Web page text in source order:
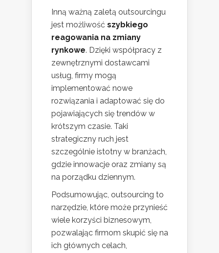
Inną ważną zaletą outsourcingu
jest możliwość szybkiego
reagowania na zmiany
rynkowe. Dzięki współpracy z
zewnętrznymi dostawcami
usług, firmy mogą
implementować nowe
rozwiązania i adaptować się do
pojawiających się trendów w
krótszym czasie. Taki
strategiczny ruch jest
szczególnie istotny w branżach,
gdzie innowacje oraz zmiany są
na porządku dziennym.
Podsumowując, outsourcing to
narzędzie, które może przynieść
wiele korzyści biznesowym,
pozwalając firmom skupić się na
ich głównych celach,